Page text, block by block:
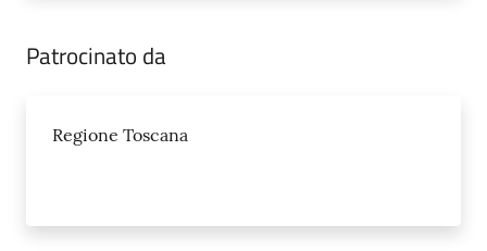
Patrocinato da
Regione Toscana